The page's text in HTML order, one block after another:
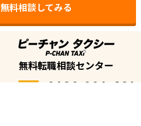
無料相談してみる
無料転職相談センター
0120-981-461